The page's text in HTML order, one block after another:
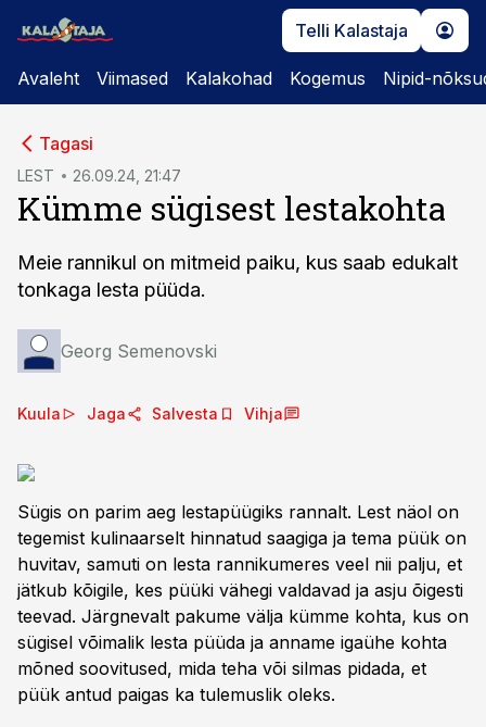
Telli Kalastaja
Avaleht Viimased Kalakohad Kogemus Nipid-
Tagasi
LEST 26.09.24, 21:47
Kümme sügisest lestakohta
Meie rannikul on mitmeid paiku, kus saab edukalt
tonkaga lesta püüda.
Georg Semenovski
Kuula Jaga Salvesta Vihja
Sügis on parim aeg lestapüügiks rannalt. Lest näol on
tegemist kulinaarselt hinnatud saagiga ja tema püük on
huvitav, samuti on lesta rannikumeres veel nii palju, et
jätkub kõigile, kes püüki vähegi valdavad ja asju õigesti
teevad. Järgnevalt pakume välja kümme kohta, kus on
sügisel võimalik lesta püüda ja anname igaühe kohta
mõned soovitused, mida teha või silmas pidada, et
püük antud paigas ka tulemuslik oleks.